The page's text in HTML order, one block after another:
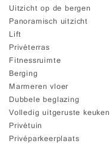
Uitzicht op de bergen
Panoramisch uitzicht
Lift
Privéterras
Fitnessruimte
Berging
Marmeren vloer
Dubbele beglazing
Volledig uitgeruste keuken
Privétuin
Privéparkeerplaats